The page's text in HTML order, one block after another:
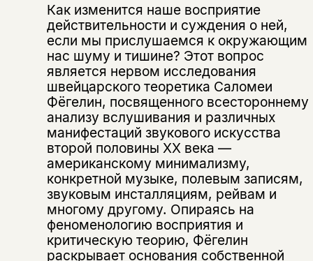
Как изменится наше восприятие
действительности и суждения о ней,
если мы прислушаемся к окружающим
нас шуму и тишине? Этот вопрос
является нервом исследования
швейцарского теоретика Саломеи
Фёгелин, посвященного всестороннему
анализу вслушивания и различных
манифестаций звукового искусства
второй половины XX века —
американскому минимализму,
конкретной музыке, полевым записям,
звуковым инсталляциям, рейвам и
многому другому. Опираясь на
феноменологию восприятия и
критическую теорию, Фёгелин
раскрывает основания собственной
Подписка на рассылку
Этой книги временно
нет в продаже.